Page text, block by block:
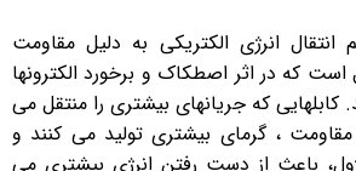
انرژی الکتریکی به دلیل مقاومت
که در اثر اصطکاک و برخورد الکترونها
کابلهایی که جریانهای بیشتری را منتقل می
مقاومت ، گرمای بیشتری تولید می کنند و
باعث از دست رفتن انرژی بیشتری می